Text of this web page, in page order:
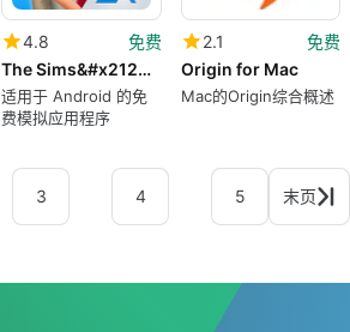
4.8
免费
The Sims&#x2122; FreePlay
适用于 Android 的免
费模拟应用程序
2.1
免费
Origin for Mac
Mac的Origin综合概述
3 4 5 末页